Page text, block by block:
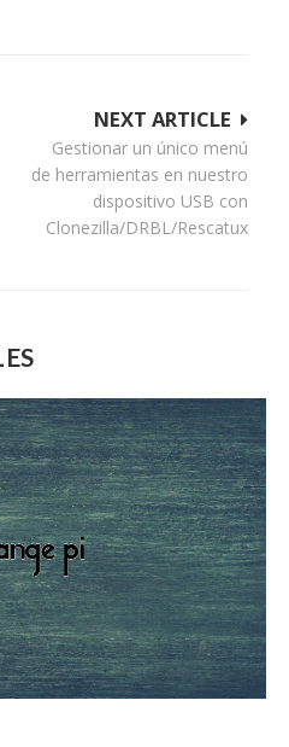
NEXT ARTICLE
Gestionar un único menú
de herramientas en nuestro
dispositivo USB con
Clonezilla/DRBL/Rescatux